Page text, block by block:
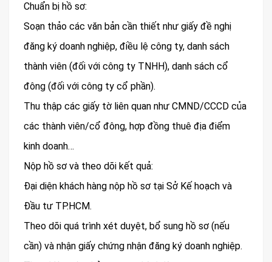
Chuẩn bị hồ sơ:
Soạn thảo các văn bản cần thiết như giấy đề nghị
đăng ký doanh nghiệp, điều lệ công ty, danh sách
thành viên (đối với công ty TNHH), danh sách cổ
đông (đối với công ty cổ phần).
Thu thập các giấy tờ liên quan như CMND/CCCD của
các thành viên/cổ đông, hợp đồng thuê địa điểm
kinh doanh…
Nộp hồ sơ và theo dõi kết quả:
Đại diện khách hàng nộp hồ sơ tại Sở Kế hoạch và
Đầu tư TP.HCM.
Theo dõi quá trình xét duyệt, bổ sung hồ sơ (nếu
cần) và nhận giấy chứng nhận đăng ký doanh nghiệp.